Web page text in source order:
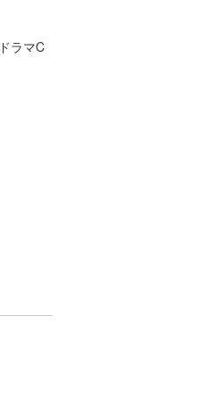
ラマC